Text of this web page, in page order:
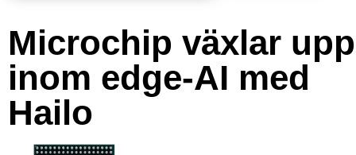
Microchip växlar upp
inom edge-AI med
Hailo